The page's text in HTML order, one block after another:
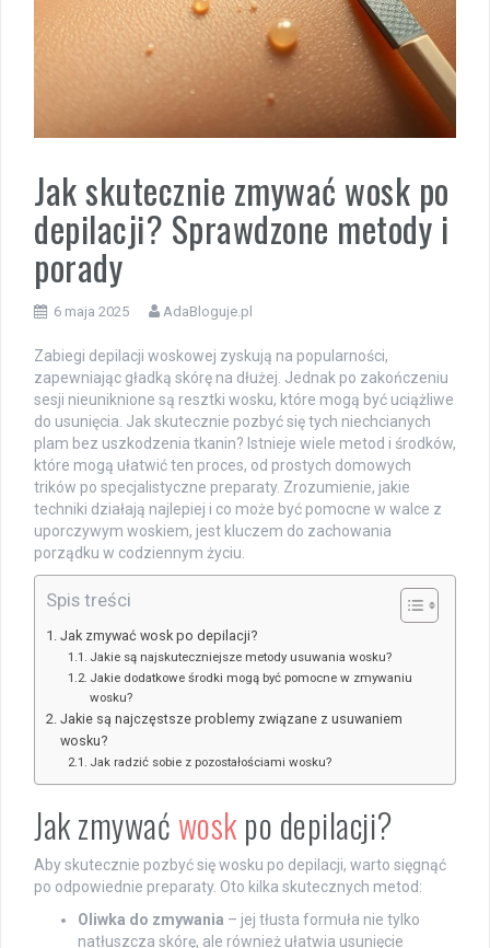
Jak skutecznie zmywać wosk po
depilacji? Sprawdzone metody i
porady
6 maja 2025 AdaBloguje.pl
Zabiegi depilacji woskowej zyskują na popularności,
zapewniając gładką skórę na dłużej. Jednak po zakończeniu
sesji nieuniknione są resztki wosku, które mogą być uciążliwe
do usunięcia. Jak skutecznie pozbyć się tych niechcianych
plam bez uszkodzenia tkanin? Istnieje wiele metod i środków,
które mogą ułatwić ten proces, od prostych domowych
trików po specjalistyczne preparaty. Zrozumienie, jakie
techniki działają najlepiej i co może być pomocne w walce z
uporczywym woskiem, jest kluczem do zachowania
porządku w codziennym życiu.
Spis treści
Jak zmywać wosk po depilacji?
Jakie są najskuteczniejsze metody usuwania wosku?
Jakie dodatkowe środki mogą być pomocne w zmywaniu
wosku?
Jakie są najczęstsze problemy związane z usuwaniem
wosku?
Jak radzić sobie z pozostałościami wosku?
Jak zmywać wosk po depilacji?
Aby skutecznie pozbyć się wosku po depilacji, warto sięgnąć
po odpowiednie preparaty. Oto kilka skutecznych metod:
Oliwka do zmywania – jej tłusta formuła nie tylko
natłuszcza skórę, ale również ułatwia usunięcie